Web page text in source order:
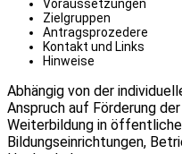
Voraussetzungen
Zielgruppen
Antragsprozedere
Kontakt und Links
Hinweise
Abhängig von der
Anspruch auf Förderung
Weiterbildung in
Bildungseinrichtungen,